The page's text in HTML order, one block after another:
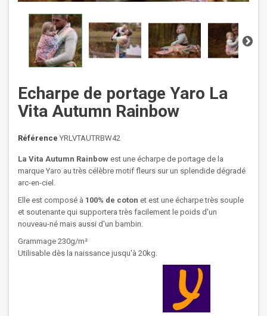
Echarpe de portage Yaro La
Vita Autumn Rainbow
Référence YRLVTAUTRBW42
La Vita Autumn Rainbow est une écharpe de portage de la
marque Yaro au très célèbre motif fleurs sur un splendide dégradé
arc-en-ciel.
Elle est composé à 100% de coton et est une écharpe très souple
et soutenante qui supportera très facilement le poids d'un
nouveau-né mais aussi d'un bambin.
Grammage 230g/m²
Utilisable dès la naissance jusqu'à 20kg.